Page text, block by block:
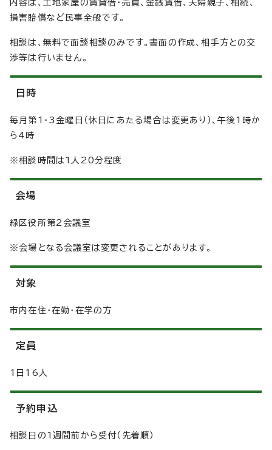
内容は、土地家屋の賃貸借・売買、金銭賃借、夫婦親子、相続、
損害賠償など民事全般です。
相談は、無料で面談相談のみです。書面の作成、相手方との交
渉等は行いません。
日時
毎月第1・3金曜日（休日にあたる場合は変更あり）、午後1時か
ら4時
※相談時間は1人20分程度
会場
緑区役所第2会議室
※会場となる会議室は変更されることがあります。
対象
市内在住・在勤・在学の方
定員
1日16人
予約申込
相談日の1週間前から受付（先着順）